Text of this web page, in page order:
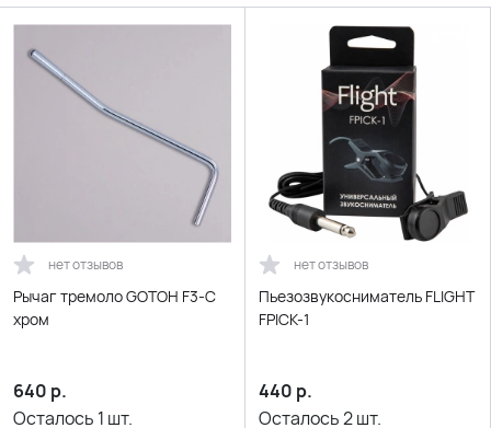
нет отзывов
Рычаг тремоло GOTOH F3-C
хром
640 р.
Осталось 1 шт.
нет отзывов
Пьезозвукосниматель FLIGHT
FPICK-1
440 р.
Осталось2шт.